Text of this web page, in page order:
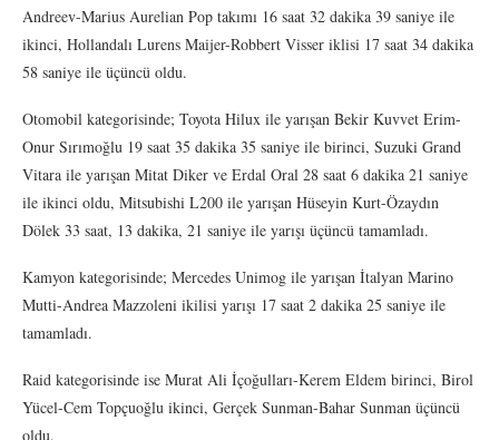
Andreev-Marius Aurelian Pop takımı 16 saat 32 dakika 39 saniye ile
ikinci, Hollandalı Lurens Maijer-Robbert Visser iklisi 17 saat 34 dakika
58 saniye ile üçüncü oldu.
Otomobil kategorisinde; Toyota Hilux ile yarışan Bekir Kuvvet Erim-
Onur Sırımoğlu 19 saat 35 dakika 35 saniye ile birinci, Suzuki Grand
Vitara ile yarışan Mitat Diker ve Erdal Oral 28 saat 6 dakika 21 saniye
ile ikinci oldu, Mitsubishi L200 ile yarışan Hüseyin Kurt-Özaydın
Dölek 33 saat, 13 dakika, 21 saniye ile yarışı üçüncü tamamladı.
Kamyon kategorisinde; Mercedes Unimog ile yarışan İtalyan Marino
Mutti-Andrea Mazzoleni ikilisi yarışı 17 saat 2 dakika 25 saniye ile
tamamladı.
Raid kategorisinde ise Murat Ali İçoğulları-Kerem Eldem birinci, Birol
Yücel-Cem Topçuoğlu ikinci, Gerçek Sunman-Bahar Sunman üçüncü
oldu.